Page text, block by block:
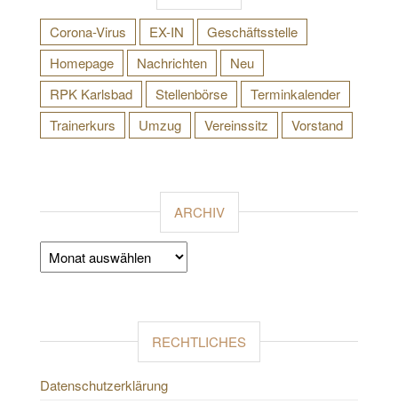
Corona-Virus EX-IN
Geschäftsstelle
Homepage
Nachrichten
Neu
RPK Karlsbad
Stellenbörse
Terminkalender
Trainerkurs
Umzug Vereinssitz Vorstand
ARCHIV
Archiv
RECHTLICHES
Datenschutzerklärung